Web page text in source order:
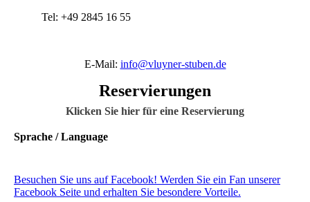
Tel: +49 2845 16 55
E-Mail: info@vluyner-stuben.de
Reservierungen
Klicken Sie hier für eine Reservierung
Sprache / Language
Besuchen Sie uns auf Facebook! Werden Sie ein Fan unserer
Facebook Seite und erhalten Sie besondere Vorteile.